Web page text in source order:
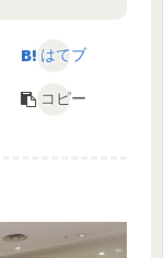
はてブ
コピー